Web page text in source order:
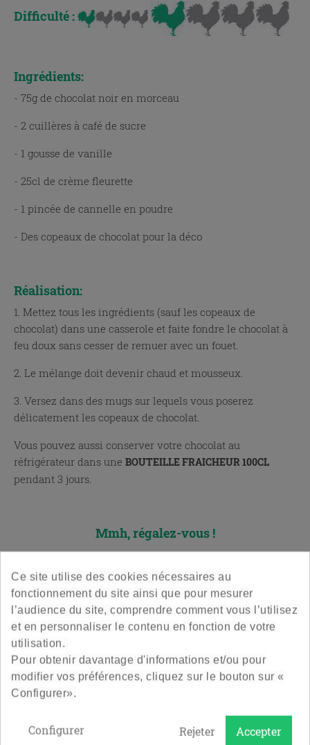
Difficulté :
Ingrédients:
- 75g de chocolat noir en morceau
- 2 cuillères à café de sucre
- 1 gousse de vanille
- 25cl de crème fleurette
- 1 pincée de cannelle en poudre
- Des copeaux de chocolat pour la déco
Réalisation:
1. Mettez tous les ingrédients (sauf les copeaux de
chocolat) dans une casserole et faite fondre le chocolat à
feu doux sans cesser de remuer avec un fouet.
2. Le mélange doit devenir chaud et mousseux.
3. Versez dans des mugs sur lequels vous poserez
délicatement les copeaux de chocolat.
Vous pouvez aussi conserver votre chocolat au
réfrigérateur dans une BOUTEILLE FRAICHEUR 100CL
pendant 3 jours.
Mmh, régalez-vous !
Cuisine
PRODUITS À DÉCOUVRIR
Ce site utilise des cookies nécessaires au
fonctionnement du site ainsi que pour mesurer
l’audience du site, comprendre comment vous l’utilisez
et en personnaliser le contenu en fonction de votre
utilisation.
Pour obtenir davantage d'informations et/ou pour
modifier vos préférences, cliquez sur le bouton sur «
Configurer».
Accepter
Rejeter
Configurer